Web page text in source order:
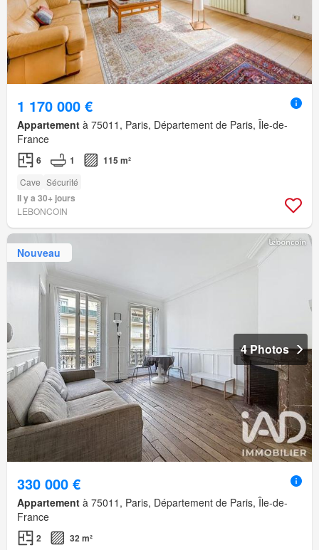
1 170 000 €
Appartement à 75011, Paris, Département de Paris, Île-de-
France
6 1 115 m²
Cave Sécurité
Il y a 30+ jours
LEBONCOIN
Nouveau
4 Photos
330 000 €
Appartement à 75011, Paris, Département de Paris, Île-de-
France
2
32 m²